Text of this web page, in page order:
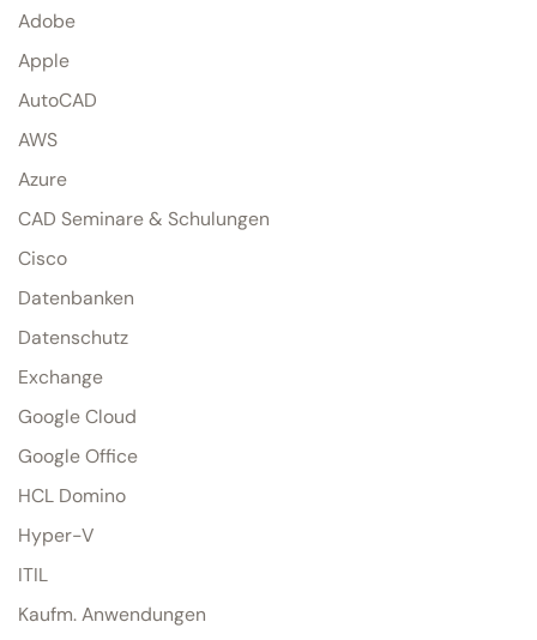
Adobe
Apple
AutoCAD
AWS
Azure
CAD Seminare & Schulungen
Cisco
Datenbanken
Datenschutz
Exchange
Google Cloud
Google Office
HCL Domino
Hyper-V
ITIL
Kaufm. Anwendungen